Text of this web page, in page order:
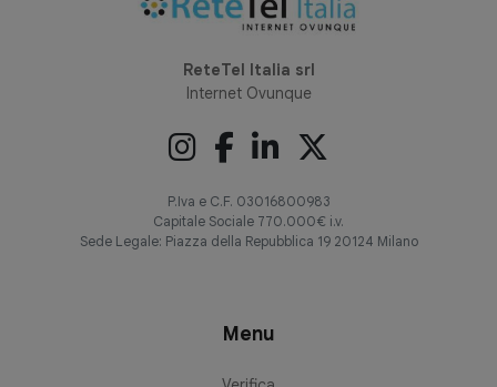
ReteTel Italia srl
Internet Ovunque
P.Iva e C.F. 03016800983
Capitale Sociale 770.000€ i.v.
Sede Legale: Piazza della Repubblica 19 20124 Milano
Menu